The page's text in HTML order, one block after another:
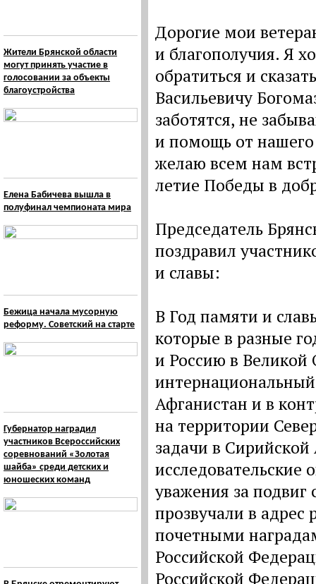
Жители Брянской области
могут принять участие в
голосовании за объекты
благоустройства
Елена Бабичева вышла в
полуфинал чемпионата мира
Бежица начала мусорную
реформу. Советский на старте
Губернатор наградил
участников Всероссийских
соревнований «Золотая
шайба» среди детских и
юношеских команд
Дорогие мои
и благополучия. Я
обратиться и
Васильевичу
заботятся, не
и помощь от нашего
желаю всем нам
летие Победы в
Председатель
поздравил
и славы:
В Год памяти и
которые в разные
и Россию в Великой
Афганистан и в
на территории
задачи в
исследовательские
уважения за подвиг
прозвучали в адрес
почетными
Российской
Российской